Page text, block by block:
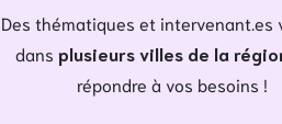
Des thématiques et intervenant.es
dans plusieurs villes de la
répondre à vos besoins !